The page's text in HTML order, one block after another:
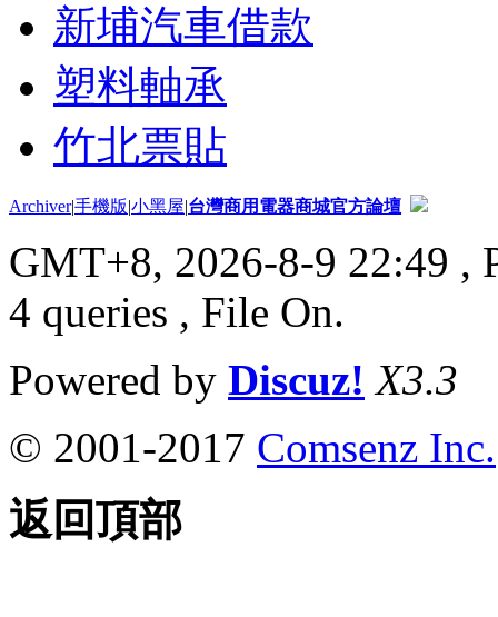
新埔汽車借款
塑料軸承
竹北票貼
Archiver|手機版|小黑屋|台灣商用電器商城官方論壇
GMT+8, 2026-8-9 22:49 ,
4 queries , File On.
Powered by Discuz! X3.3
© 2001-2017 Comsenz Inc.
返回頂部